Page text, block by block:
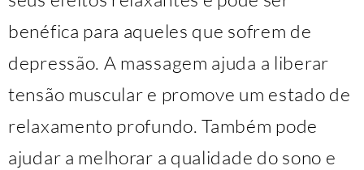
benéfica para aqueles que sofrem de
depressão. A massagem ajuda a liberar
tensão muscular e promove um estado de
relaxamento profundo. Também pode
ajudar a melhorar a qualidade do sono e